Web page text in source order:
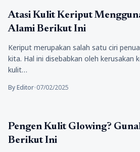
Kecantikan
Atasi Kulit Keriput
Alami Berikut Ini
Keriput merupakan salah satu ciri
kita. Hal ini disebabkan oleh kerusakan
kulit…
By Editor•07/02/2025
Kecantikan
Pengen Kulit Glowing?
Berikut Ini